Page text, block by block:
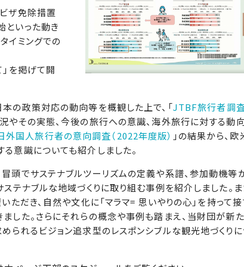
ザ免除措置
いった動き
イミングでの
を掲げて開
の政策対応の動向等を概観した上で、「JTBF旅行者調
やその実態、今後の旅行への意識、海外旅行に対する動
外国人旅行者の意向調査（2022年度版） 」の結果から、
意識についても紹介しました。
頭でサステナブルツーリズムの定義や系譜、参加動機等
テナブルな地域づくりに取り組む事例を紹介しました。ま
だき、自然や文化に「マラマ= 思いやりの心」を持って
した。さらにそれらの概念や事例も踏まえ、当財団が新
れるビジョン追求型のレスポンシブルな観光地づくりに